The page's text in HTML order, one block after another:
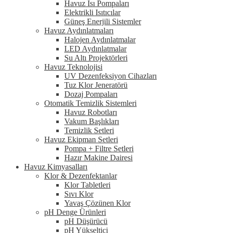
Havuz Isı Pompaları
Elektrikli Isıtıcılar
Güneş Enerjili Sistemler
Havuz Aydınlatmaları
Halojen Aydınlatmalar
LED Aydınlatmalar
Su Altı Projektörleri
Havuz Teknolojisi
UV Dezenfeksiyon Cihazları
Tuz Klor Jeneratörü
Dozaj Pompaları
Otomatik Temizlik Sistemleri
Havuz Robotları
Vakum Başlıkları
Temizlik Setleri
Havuz Ekipman Setleri
Pompa + Filtre Setleri
Hazır Makine Dairesi
Havuz Kimyasalları
Klor & Dezenfektanlar
Klor Tabletleri
Sıvı Klor
Yavaş Çözünen Klor
pH Denge Ürünleri
pH Düşürücü
pH Yükseltici